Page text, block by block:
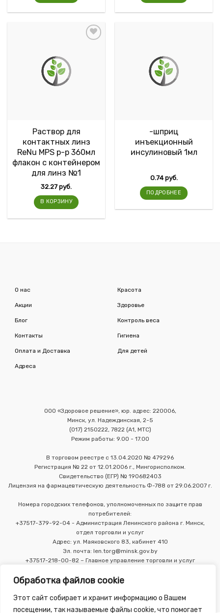
Обработка файлов cookie
Этот сайт собирает и хранит информацию о Вашем
посещении, так называемые файлы cookie, что помогает
Раствор для
контактных линз
ReNu MPS р-р 360мл
флакон с контейнером
для линз №1
32.27руб.
В КОРЗИНУ
-шприц
инъекционный
инсулиновый 1мл
0.74руб.
ПОДРОБНЕЕ
О нас
Акции
Блог
Контакты
Оплата и Доставка
Адреса
Красота
Здоровье
Контроль веса
Гигиена
Для детей
ООО «Здоровое решение», юр. адрес: 220006,
Минск, ул. Надеждинская, 2-5
(017) 2150222, 7822 (А1, МТС)
Режим работы: 9.00 - 17.00
В торговом реестре с 13.04.2020 № 479296
Регистрация № 22 от 12.01.2006 г., Мингорисполком.
Свидетельство (ЕГР) № 190682403
Лицензия на фармацевтическую деятельность Ф-788 от 29.06.2007 г.
Номера городских телефонов, уполномоченных по защите прав
потребителей:
+37517-379-92-04 - Администрация Ленинского района г. Минск,
отдел торговли и услуг
Адрес: ул. Маяковского 83, кабинет 410
Эл. почта: len.torg@minsk.gov.by
+37517-218-00-82 – Главное управление торговли и услуг